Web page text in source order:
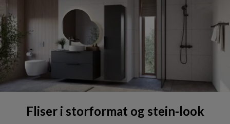
Fliser i storformat og stein-look